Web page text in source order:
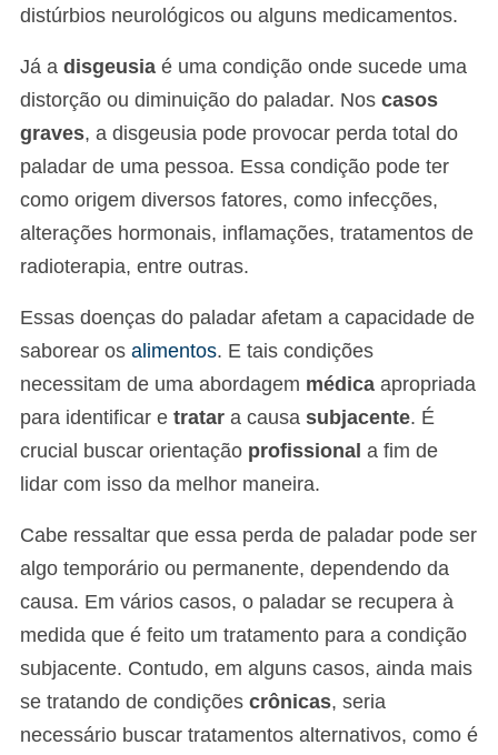
distúrbios neurológicos ou alguns medicamentos.
Já a disgeusia é uma condição onde sucede uma
distorção ou diminuição do paladar. Nos casos
graves, a disgeusia pode provocar perda total do
paladar de uma pessoa. Essa condição pode ter
como origem diversos fatores, como infecções,
alterações hormonais, inflamações, tratamentos de
radioterapia, entre outras.
Essas doenças do paladar afetam a capacidade de
saborear os alimentos. E tais condições
necessitam de uma abordagem médica apropriada
para identificar e tratar a causa subjacente. É
crucial buscar orientação profissional a fim de
lidar com isso da melhor maneira.
Cabe ressaltar que essa perda de paladar pode ser
algo temporário ou permanente, dependendo da
causa. Em vários casos, o paladar se recupera à
medida que é feito um tratamento para a condição
subjacente. Contudo, em alguns casos, ainda mais
se tratando de condições crônicas, seria
necessário buscar tratamentos alternativos, como é